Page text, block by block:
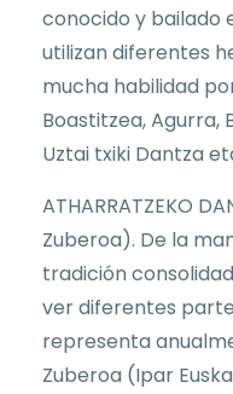
conocido y bailado
utilizan diferentes
mucha habilidad
Boastitzea, Agurra,
Uztai txiki Dantza
ATHARRATZEKO
Zuberoa). De la
tradición
ver diferentes
representa
Zuberoa (Ipar